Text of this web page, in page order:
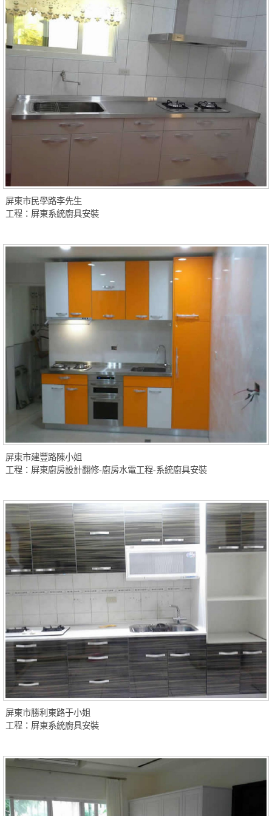
屏東市民學路李先生
工程：屏東系統廚具安裝
屏東市建豐路陳小姐
工程：屏東廚房設計翻修-廚房水電工程-系統廚具安裝
屏東市勝利東路于小姐
工程：屏東系統廚具安裝